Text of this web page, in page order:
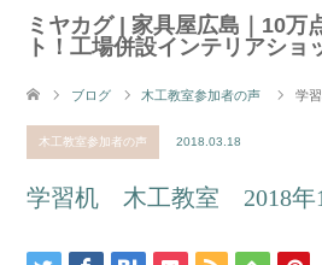
ミヤカグ | 家具屋広島｜10万
ト！工場併設インテリアショ
ブログ 木工教室参加者の声 学
木工教室参加者の声 2018.03.18
学習机 木工教室 2018年1